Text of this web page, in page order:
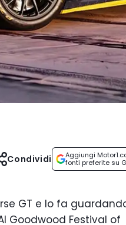
Aggiungi
fonti preferite su
Condividi
GT e lo fa
Goodwood Festival of